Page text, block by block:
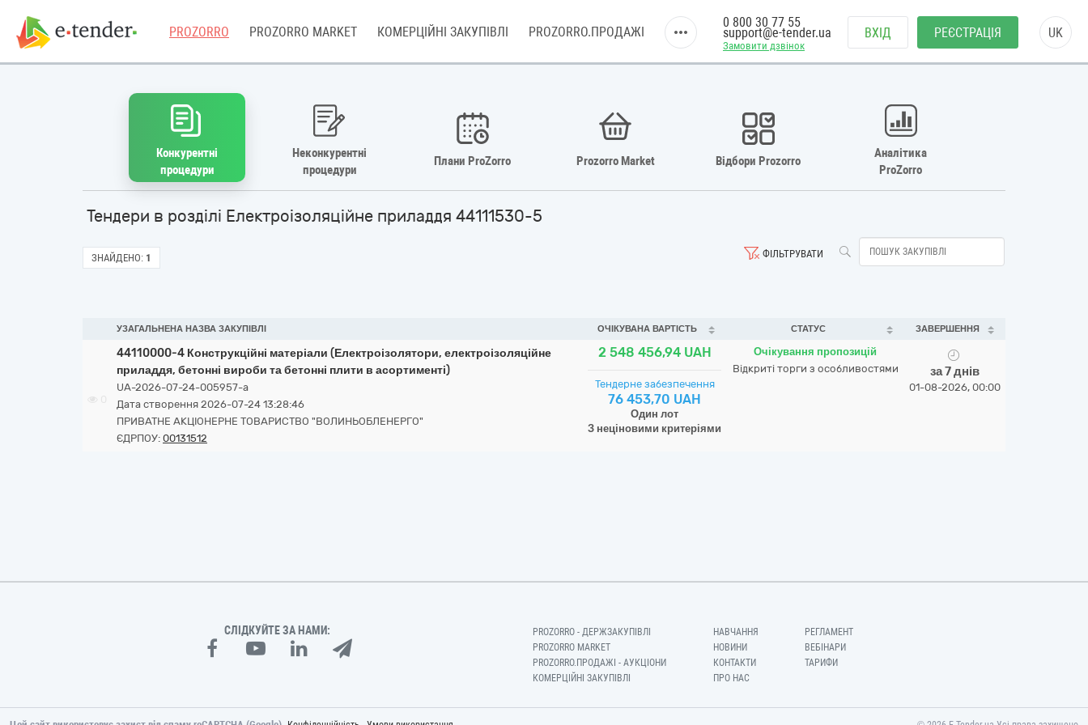
PROZORRO PROZORRO MARKET КОМЕРЦІЙНІ ЗАКУПІВЛІ PROZORRO.ПРОДАЖІ
Замовити дзвінок
0 800 30 77 55
support@e-tender.ua ВХІД РЕЄСТРАЦІЯ UK
Конкурентні
процедури
Неконкурентні
процедури
Плани ProZorro Prozorro Market Відбори Prozorro
Аналітика
ProZorro
Тендери в розділі Електроізоляційне приладдя 44111530-5
ФІЛЬТРУВАТИ
ЗНАЙДЕНО: 1
УЗАГАЛЬНЕНА НАЗВА ЗАКУПІВЛІ ОЧІКУВАНА ВАРТІСТЬ СТАТУС ЗАВЕРШЕННЯ
44110000-4 Конструкційні матеріали (Електроізолятори, електроізоляційне
приладдя, бетонні вироби та бетонні плити в асортименті)
UA-2026-07-24-005957-a
Дата створення 2026-07-24 13:28:46
ПРИВАТНЕ АКЦІОНЕРНЕ ТОВАРИСТВО "ВОЛИНЬОБЛЕНЕРГО"
ЄДРПОУ: 00131512
2 548 456,94 UAH
Тендерне забезпечення
76 453,70 UAH
Один лот
З неціновими критеріями
Очікування пропозицій
Відкриті торги з особливостями
за 7 днів
01-08-2026, 00:00
СЛІДКУЙТЕ ЗА НАМИ:
PROZORRO - ДЕРЖЗАКУПІВЛІ
PROZORRO MARKET
PROZORRO.ПРОДАЖІ - АУКЦІОНИ
КОМЕРЦІЙНІ ЗАКУПІВЛІ
НАВЧАННЯ
НОВИНИ
КОНТАКТИ
ПРО НАС
РЕГЛАМЕНТ
ВЕБІНАРИ
ТАРИФИ